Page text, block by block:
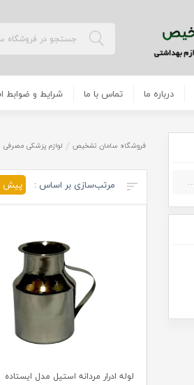
درباره ما تماس با ما شرایط و ضوابط
فروشگاه سامان تشخیص لوازم پزشکی مصرفی
مرتب‌سازی بر اساس : پیش
لوله ادرار مردانه استیل مدل ایستاده